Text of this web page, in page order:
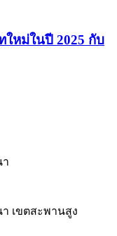
หม่ในปี 2025 กับ
เขตสะพานสูง